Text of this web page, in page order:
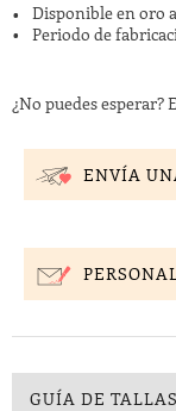
Disponible en oro
Periodo de
¿No puedes esperar?
ENVÍA
GUÍA DE TALLAS